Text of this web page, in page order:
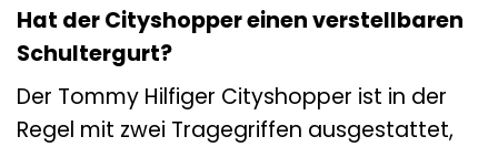
Hat der Cityshopper einen verstellbaren
Schultergurt?
Der Tommy Hilfiger Cityshopper ist in der
Regel mit zwei Tragegriffen ausgestattet,